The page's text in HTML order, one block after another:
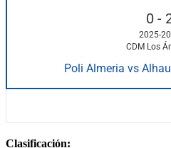
0 -
2025-
CDM Los
Poli Almeria vs
Clasificación: